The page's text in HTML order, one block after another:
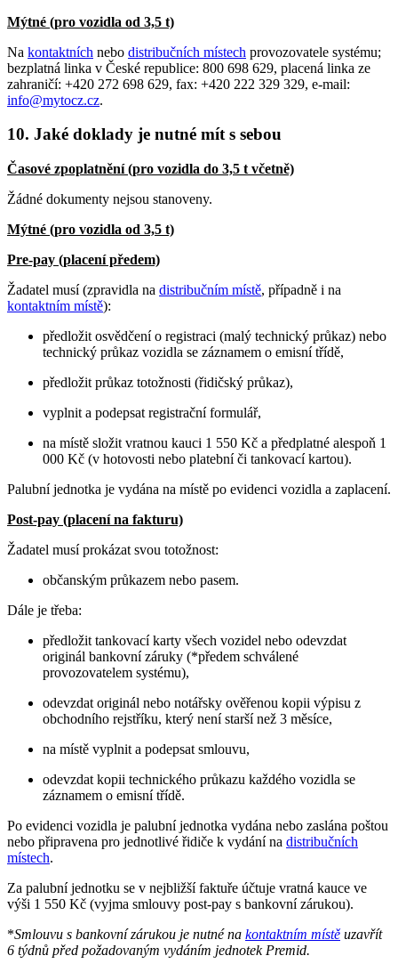
Mýtné (pro vozidla od 3,5 t)
Na kontaktních nebo distribučních místech provozovatele systému;
bezplatná linka v České republice: 800 698 629, placená linka ze
zahraničí: +420 272 698 629, fax: +420 222 329 329, e-mail:
info@mytocz.cz.
10. Jaké doklady je nutné mít s sebou
Časové zpoplatnění (pro vozidla do 3,5 t včetně)
Žádné dokumenty nejsou stanoveny.
Mýtné (pro vozidla od 3,5 t)
Pre-pay (placení předem)
Žadatel musí (zpravidla na distribučním místě, případně i na
kontaktním místě):
předložit osvědčení o registraci (malý technický průkaz) nebo
technický průkaz vozidla se záznamem o emisní třídě,
předložit průkaz totožnosti (řidičský průkaz),
vyplnit a podepsat registrační formulář,
na místě složit vratnou kauci 1 550 Kč a předplatné alespoň 1
000 Kč (v hotovosti nebo platební či tankovací kartou).
Palubní jednotka je vydána na místě po evidenci vozidla a zaplacení.
Post-pay (placení na fakturu)
Žadatel musí prokázat svou totožnost:
občanským průkazem nebo pasem.
Dále je třeba:
předložit tankovací karty všech vozidel nebo odevzdat
originál bankovní záruky (*předem schválené
provozovatelem systému),
odevzdat originál nebo notářsky ověřenou kopii výpisu z
obchodního rejstříku, který není starší než 3 měsíce,
na místě vyplnit a podepsat smlouvu,
odevzdat kopii technického průkazu každého vozidla se
záznamem o emisní třídě.
Po evidenci vozidla je palubní jednotka vydána nebo zaslána poštou
nebo připravena pro jednotlivé řidiče k vydání na distribučních
místech.
Za palubní jednotku se v nejbližší faktuře účtuje vratná kauce ve
výši 1 550 Kč (vyjma smlouvy post-pay s bankovní zárukou).
*Smlouvu s bankovní zárukou je nutné na kontaktním místě uzavřít
6 týdnů před požadovaným vydáním jednotek Premid.